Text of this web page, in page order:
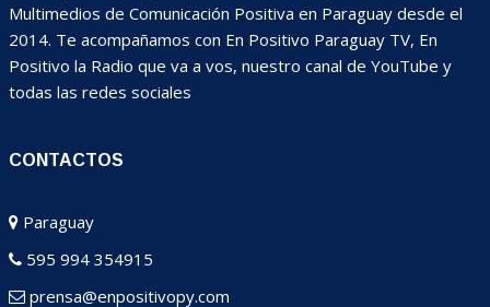
Multimedios de Comunicación Positiva en Paraguay desde el
2014. Te acompañamos con En Positivo Paraguay TV, En
Positivo la Radio que va a vos, nuestro canal de YouTube y
todas las redes sociales
CONTACTOS
Paraguay
595 994 354915
prensa@enpositivopy.com